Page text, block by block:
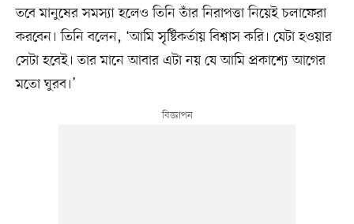
তবে মানুষের সমস্যা হলেও তিনি তাঁর নিরাপত্তা নিয়েই চলাফেরা
করবেন। তিনি বলেন, ‘আমি সৃষ্টিকর্তায় বিশ্বাস করি। যেটা হওয়ার
সেটা হবেই। তার মানে আবার এটা নয় যে আমি প্রকাশ্যে আগের
মতো ঘুরব।’